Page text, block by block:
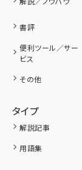
書評
便利ツール／サー
ビス
その他
タイプ
解説記事
用語集